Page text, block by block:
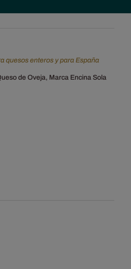
de Oveja, Marca Encina Sola
quesos enteros y para España